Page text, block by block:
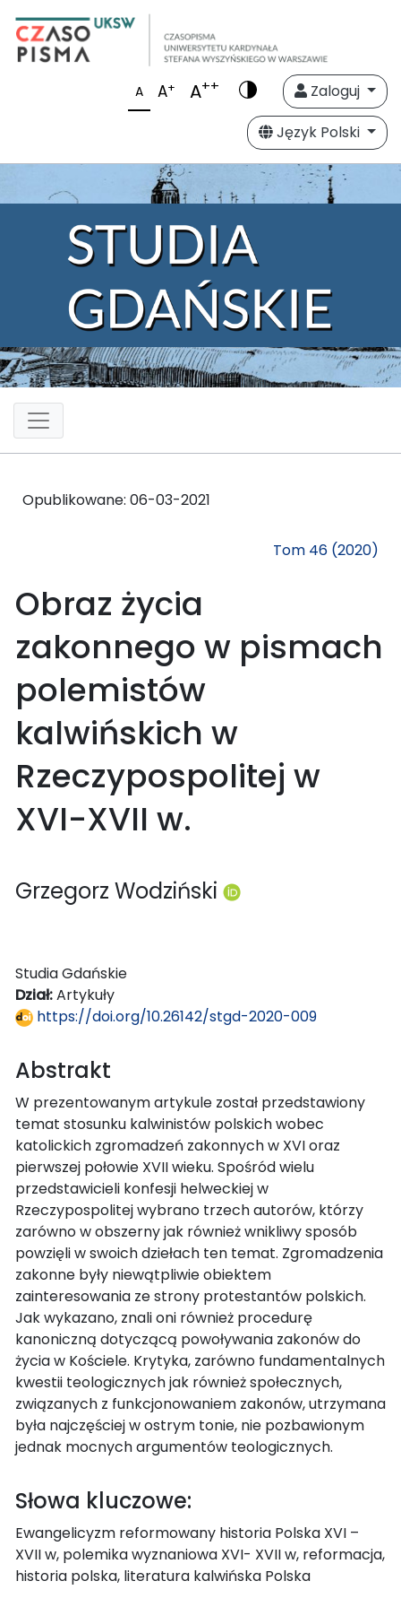
A A+ A++
Zaloguj
Język Polski
Opublikowane: 06-03-2021
Tom 46 (2020)
Obraz życia
zakonnego w pismach
polemistów
kalwińskich w
Rzeczypospolitej w
XVI-XVII w.
Grzegorz Wodziński
Studia Gdańskie
Dział:Artykuły
https://doi.org/10.26142/stgd-2020-009
Abstrakt
W prezentowanym artykule został przedstawiony
temat stosunku kalwinistów polskich wobec
katolickich zgromadzeń zakonnych w XVI oraz
pierwszej połowie XVII wieku. Spośród wielu
przedstawicieli konfesji helweckiej w
Rzeczypospolitej wybrano trzech autorów, którzy
zarówno w obszerny jak również wnikliwy sposób
powzięli w swoich dziełach ten temat. Zgromadzenia
zakonne były niewątpliwie obiektem
zainteresowania ze strony protestantów polskich.
Jak wykazano, znali oni również procedurę
kanoniczną dotyczącą powoływania zakonów do
życia w Kościele. Krytyka, zarówno fundamentalnych
kwestii teologicznych jak również społecznych,
związanych z funkcjonowaniem zakonów, utrzymana
była najczęściej w ostrym tonie, nie pozbawionym
jednak mocnych argumentów teologicznych.
Słowa kluczowe:
Ewangelicyzm reformowany historia Polska XVI –
XVII w, polemika wyznaniowa XVI- XVII w, reformacja,
historia polska, literatura kalwińska Polska